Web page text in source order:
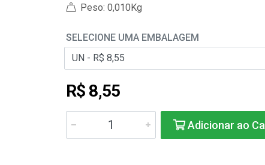
Peso: 0,010Kg
SELECIONE UMA EMBALAGEM
R$ 8,55
Adicionar ao